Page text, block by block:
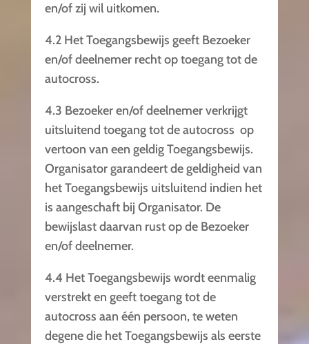
en/of zij wil uitkomen.
4.2 Het Toegangsbewijs geeft Bezoeker
en/of deelnemer recht op toegang tot de
autocross.
4.3 Bezoeker en/of deelnemer verkrijgt
uitsluitend toegang tot de autocross op
vertoon van een geldig Toegangsbewijs.
Organisator garandeert de geldigheid van
het Toegangsbewijs uitsluitend indien het
is aangeschaft bij Organisator. De
bewijslast daarvan rust op de Bezoeker
en/of deelnemer.
4.4 Het Toegangsbewijs wordt eenmalig
verstrekt en geeft toegang tot de
autocross aan één persoon, te weten
degene die het Toegangsbewijs als eerste